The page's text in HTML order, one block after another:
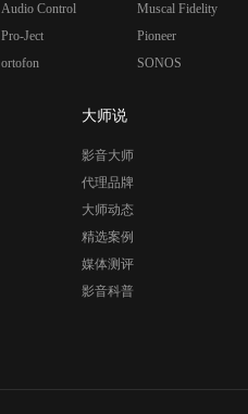
Audio Control
Pro-Ject
ortofon
Muscal Fidelity
Pioneer
SONOS
大师说
影音大师
代理品牌
大师动态
精选案例
媒体测评
影音科普